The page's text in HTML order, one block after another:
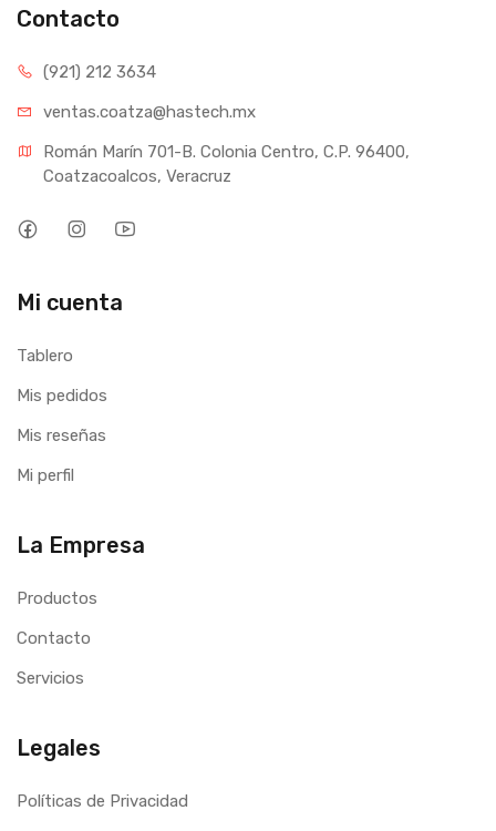
Contacto
(921) 212 3634
ventas.coatza@hastech.mx
Román Marín 701-B. Colonia Centro, C.P. 96400,
Coatzacoalcos, Veracruz
Mi cuenta
Tablero
Mis pedidos
Mis reseñas
Mi perfil
La Empresa
Productos
Contacto
Servicios
Legales
Políticas de Privacidad